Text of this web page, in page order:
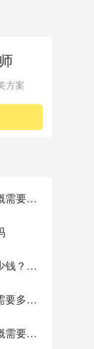
方案
做去脂肪粒费用大概需要多少
做去脂肪粒需要多少钱？费用是多少？
去脂肪粒手术时间需要多久？
做去脂肪粒手术大概需要多少钱？